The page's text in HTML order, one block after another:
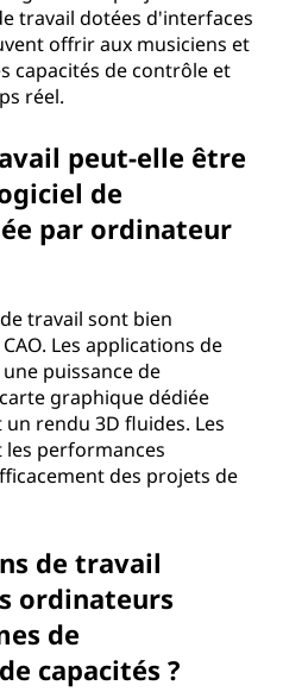
travail dotées d'interfaces
offrir aux musiciens et
capacités de contrôle et
réel.
peut-elle être
de
par ordinateur
travail sont bien
Les applications de
puissance de
graphique dédiée
rendu 3D fluides. Les
performances
des projets de
de travail
ordinateurs
de
capacités ?